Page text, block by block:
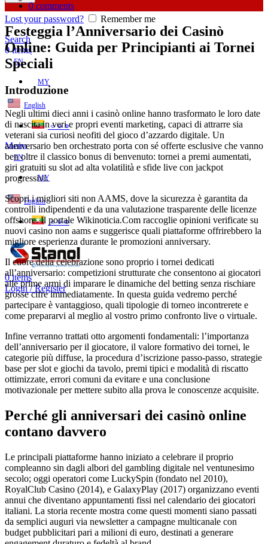
Lost your password?
Remember me
Search
0items
EN
MY
English
ဗမာစာ
Menu
EN
MY
English
ဗမာစာ
0items
Login / Register
0 comments
Festeggia l’Anniversario dei Casinò
Online: Guida per Principianti ai Tornei
Speciali
Introduzione
Negli ultimi dieci anni i casinò online hanno trasformato le loro date
di nascita in veri e propri eventi marketing, capaci di attrarre sia
veterani sia curiosi neofiti del gioco d’azzardo digitale. Un
anniversario ben orchestrato porta con sé offerte esclusive che vanno
ben oltre il classico bonus di benvenuto: tornei a premi aumentati,
giri gratuiti su slot ad alta volatilità e sfide live con jackpot
progressivi.
Scopri i migliori siti non AAMS, dove la sicurezza è garantita da
controlli indipendenti e da una valutazione trasparente delle licenze
offshore. Il portale Wikinoticia.Com raccoglie opinioni verificate su
nuovi casino non aams e suggerisce quali piattaforme offrirebbero la
migliore esperienza durante le promozioni anniversary.
Il cuore della celebrazione sono proprio i tornei dedicati
all’anniversario: competizioni strutturate che consentono ai giocatori
alle prime armi di imparare le dinamiche del betting senza rischiare
grosse cifre immediatamente. In questa guida vedremo perché
partecipare è vantaggioso, quali tipologie di torneo incontrerete e
come prepararvi al meglio al vostro primo confronto live o virtuale.
Infine verranno trattati otto argomenti fondamentali: l’importanza
dell’anniversario per il giocatore, il valore formativo dei tornei, le
categorie più diffuse, la procedura d’iscrizione passo‑passo, strategie
base per slot e giochi da tavolo, premi tipici e modalità di riscatto
ottimizzate, errori comuni da evitare e una conclusione
motivazionale per mettere subito alla prova le conoscenze acquisite.
Perché gli anniversari dei casinò online
contano davvero
Le principali piattaforme hanno iniziato a celebrare il proprio
compleanno sin dagli albori del gambling digitale nel ventunesimo
secolo; oggi operatori come LuckySpin (fondato nel 2010),
RoyalClub Casino (2014), e GalaxyPlay (2017) organizzano eventi
annui che diventano appuntamenti fissi nel calendario dei giocatori
italiani. La storia recente mostra come questi momenti siano passati
da semplici auguri via newsletter a campagne multicanale con
budget pubblicitari pari a milioni di euro, destinati a generare